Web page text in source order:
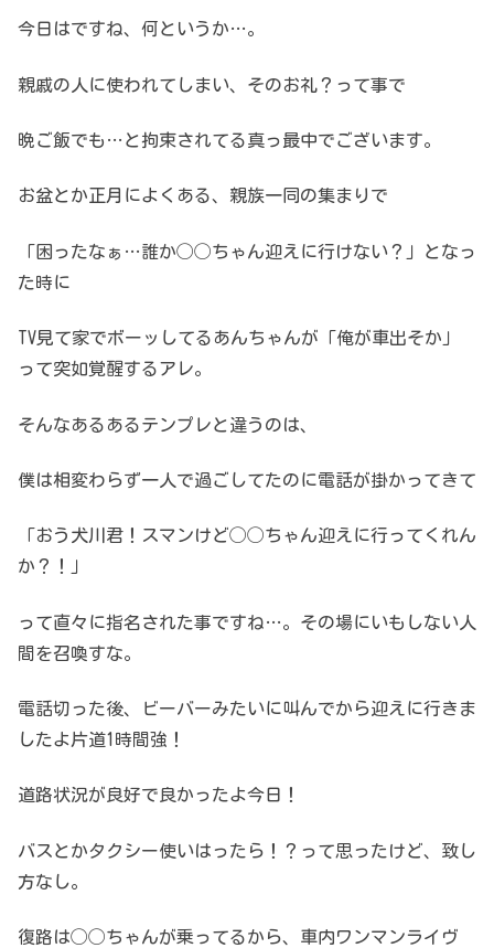
今日はですね、何というか…。
親戚の人に使われてしまい、そのお礼？って事で
晩ご飯でも…と拘束されてる真っ最中でございます。
お盆とか正月によくある、親族一同の集まりで
「困ったなぁ…誰か◯◯ちゃん迎えに行けない？」となっ
た時に
TV見て家でボーッしてるあんちゃんが「俺が車出そか」
って突如覚醒するアレ。
そんなあるあるテンプレと違うのは、
僕は相変わらず一人で過ごしてたのに電話が掛かってきて
「おう犬川君！スマンけど◯◯ちゃん迎えに行ってくれん
か？！」
って直々に指名された事ですね…。その場にいもしない人
間を召喚すな。
電話切った後、ビーバーみたいに叫んでから迎えに行きま
したよ片道1時間強！
道路状況が良好で良かったよ今日！
バスとかタクシー使いはったら！？って思ったけど、致し
方なし。
復路は◯◯ちゃんが乗ってるから、車内ワンマンライヴ